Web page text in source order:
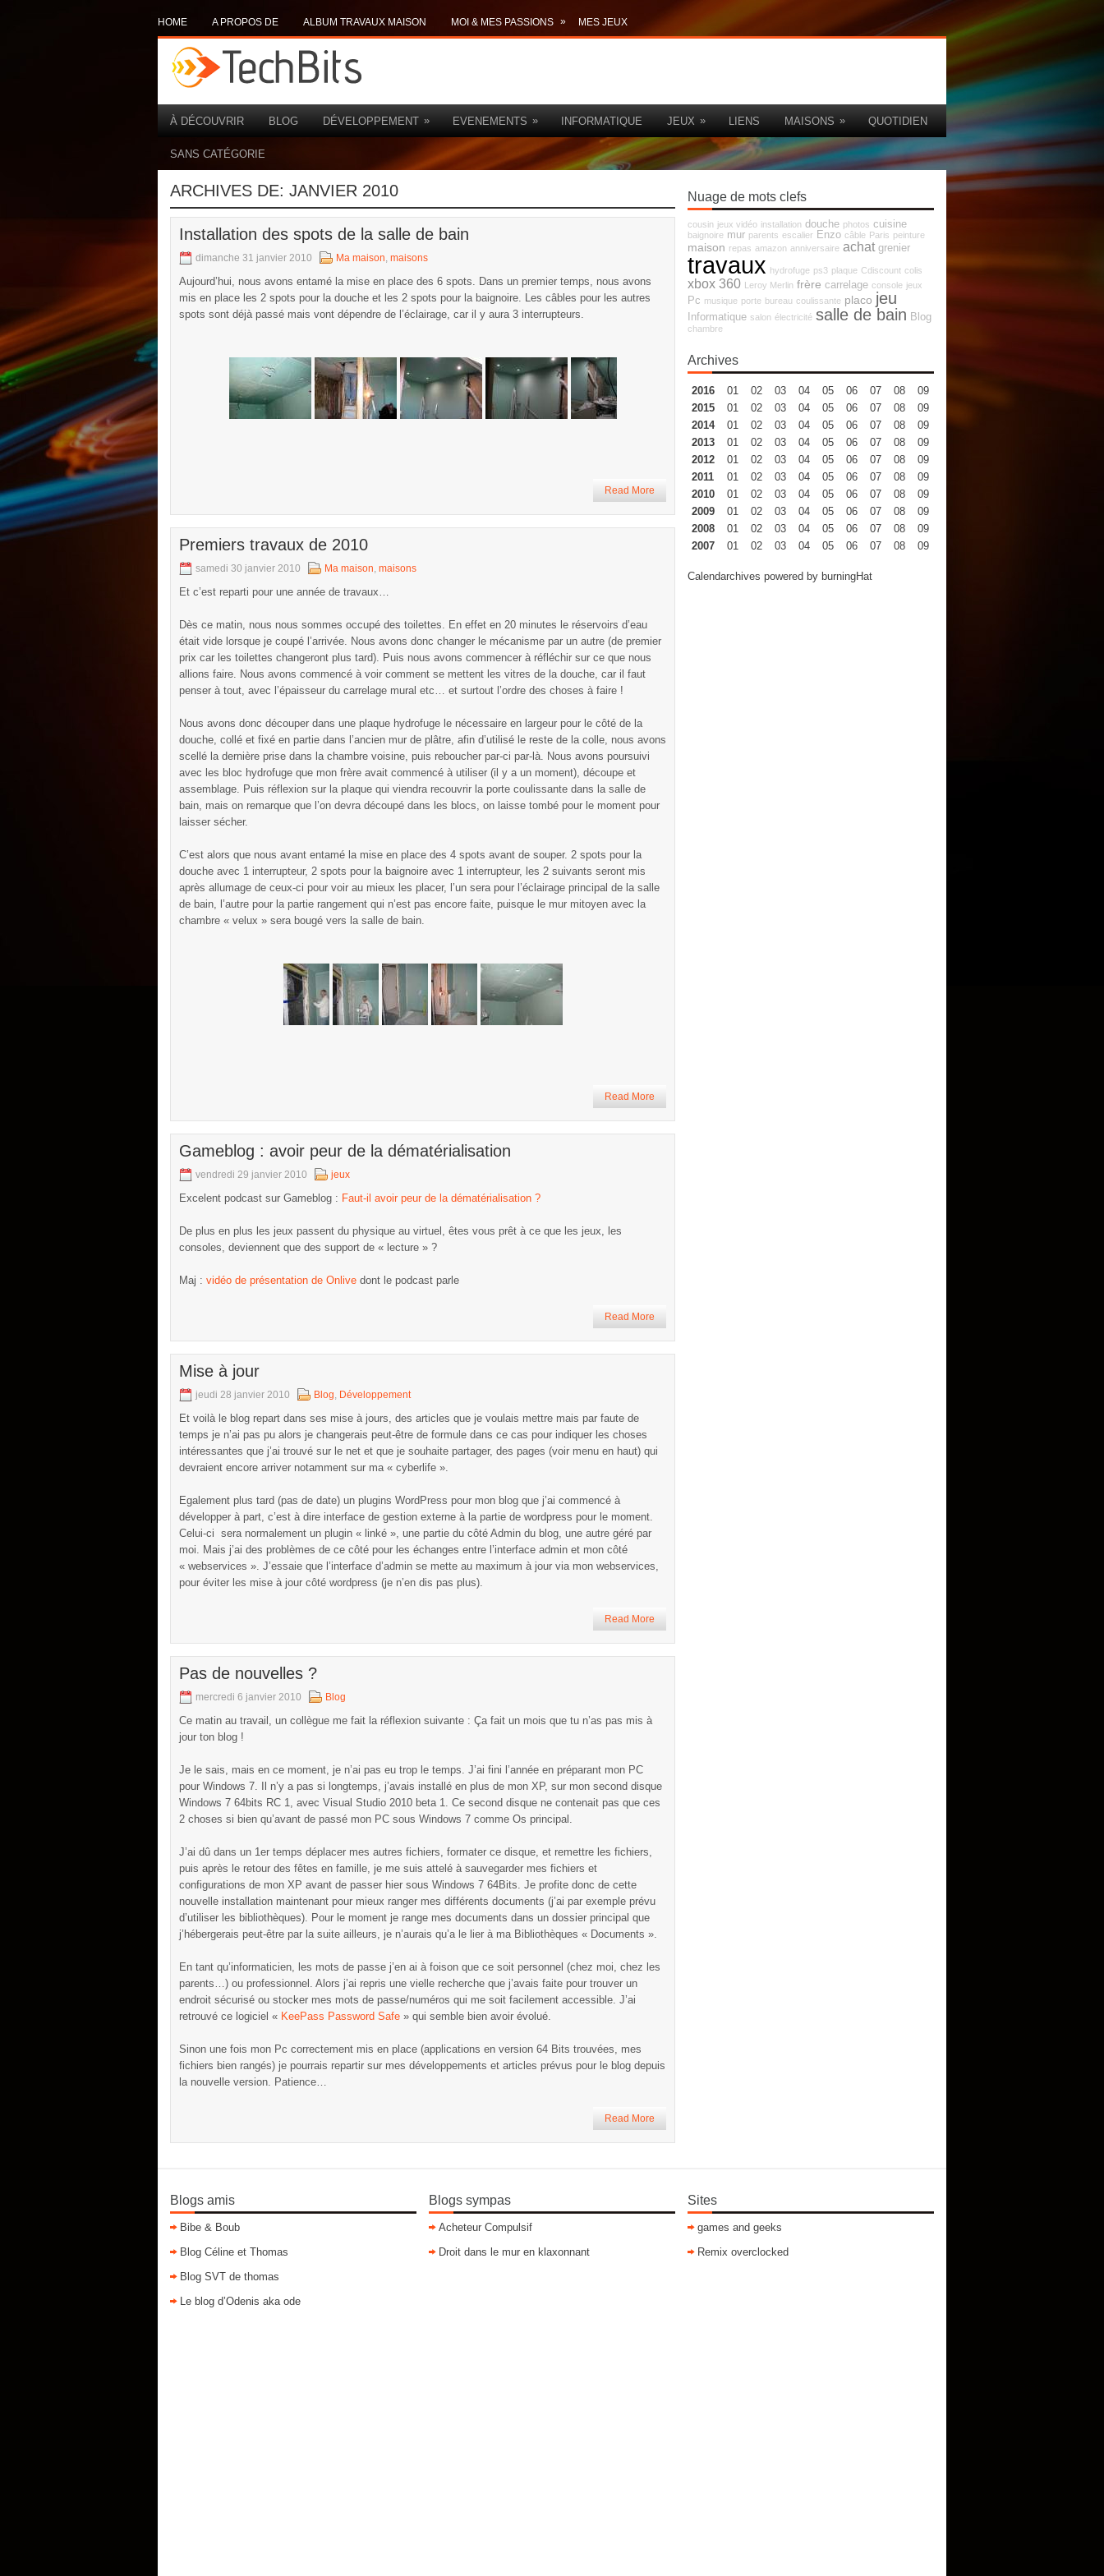
HOME A PROPOS DE ALBUM TRAVAUX MAISON MOI & MES PASSIONS » MES JEUX
À DÉCOUVRIR BLOG DÉVELOPPEMENT » EVENEMENTS » INFORMATIQUE JEUX » LIENS MAISONS » QUOTIDIEN
SANS CATÉGORIE
ARCHIVES DE: JANVIER 2010
Installation des spots de la salle de bain
dimanche 31 janvier 2010 Ma maison, maisons
Aujourd’hui, nous avons entamé la mise en place des 6 spots. Dans un premier temps, nous avons
mis en place les 2 spots pour la douche et les 2 spots pour la baignoire. Les câbles pour les autres
spots sont déjà passé mais vont dépendre de l’éclairage, car il y aura 3 interrupteurs.
Read More
Premiers travaux de 2010
samedi 30 janvier 2010 Ma maison, maisons
Et c’est reparti pour une année de travaux…
Dès ce matin, nous nous sommes occupé des toilettes. En effet en 20 minutes le réservoirs d’eau
était vide lorsque je coupé l’arrivée. Nous avons donc changer le mécanisme par un autre (de premier
prix car les toilettes changeront plus tard). Puis nous avons commencer à réfléchir sur ce que nous
allions faire. Nous avons commencé à voir comment se mettent les vitres de la douche, car il faut
penser à tout, avec l’épaisseur du carrelage mural etc… et surtout l’ordre des choses à faire !
Nous avons donc découper dans une plaque hydrofuge le nécessaire en largeur pour le côté de la
douche, collé et fixé en partie dans l’ancien mur de plâtre, afin d’utilisé le reste de la colle, nous avons
scellé la dernière prise dans la chambre voisine, puis reboucher par-ci par-là. Nous avons poursuivi
avec les bloc hydrofuge que mon frère avait commencé à utiliser (il y a un moment), découpe et
assemblage. Puis réflexion sur la plaque qui viendra recouvrir la porte coulissante dans la salle de
bain, mais on remarque que l’on devra découpé dans les blocs, on laisse tombé pour le moment pour
laisser sécher.
C’est alors que nous avant entamé la mise en place des 4 spots avant de souper. 2 spots pour la
douche avec 1 interrupteur, 2 spots pour la baignoire avec 1 interrupteur, les 2 suivants seront mis
après allumage de ceux-ci pour voir au mieux les placer, l’un sera pour l’éclairage principal de la salle
de bain, l’autre pour la partie rangement qui n’est pas encore faite, puisque le mur mitoyen avec la
chambre « velux » sera bougé vers la salle de bain.
Read More
Gameblog : avoir peur de la dématérialisation
vendredi 29 janvier 2010 jeux
Excelent podcast sur Gameblog : Faut-il avoir peur de la dématérialisation ?
De plus en plus les jeux passent du physique au virtuel, êtes vous prêt à ce que les jeux, les
consoles, deviennent que des support de « lecture » ?
Maj : vidéo de présentation de Onlive dont le podcast parle
Read More
Mise à jour
jeudi 28 janvier 2010 Blog, Développement
Et voilà le blog repart dans ses mise à jours, des articles que je voulais mettre mais par faute de
temps je n’ai pas pu alors je changerais peut-être de formule dans ce cas pour indiquer les choses
intéressantes que j’ai trouvé sur le net et que je souhaite partager, des pages (voir menu en haut) qui
devraient encore arriver notamment sur ma « cyberlife ».
Egalement plus tard (pas de date) un plugins WordPress pour mon blog que j’ai commencé à
développer à part, c’est à dire interface de gestion externe à la partie de wordpress pour le moment.
Celui-ci sera normalement un plugin « linké », une partie du côté Admin du blog, une autre géré par
moi. Mais j’ai des problèmes de ce côté pour les échanges entre l’interface admin et mon côté
« webservices ». J’essaie que l’interface d’admin se mette au maximum à jour via mon webservices,
pour éviter les mise à jour côté wordpress (je n’en dis pas plus).
Read More
Pas de nouvelles ?
mercredi 6 janvier 2010 Blog
Ce matin au travail, un collègue me fait la réflexion suivante : Ça fait un mois que tu n’as pas mis à
jour ton blog !
Je le sais, mais en ce moment, je n’ai pas eu trop le temps. J’ai fini l’année en préparant mon PC
pour Windows 7. Il n’y a pas si longtemps, j’avais installé en plus de mon XP, sur mon second disque
Windows 7 64bits RC 1, avec Visual Studio 2010 beta 1. Ce second disque ne contenait pas que ces
2 choses si bien qu’avant de passé mon PC sous Windows 7 comme Os principal.
J’ai dû dans un 1er temps déplacer mes autres fichiers, formater ce disque, et remettre les fichiers,
puis après le retour des fêtes en famille, je me suis attelé à sauvegarder mes fichiers et
configurations de mon XP avant de passer hier sous Windows 7 64Bits. Je profite donc de cette
nouvelle installation maintenant pour mieux ranger mes différents documents (j’ai par exemple prévu
d’utiliser les bibliothèques). Pour le moment je range mes documents dans un dossier principal que
j’hébergerais peut-être par la suite ailleurs, je n’aurais qu’a le lier à ma Bibliothèques « Documents ».
En tant qu’informaticien, les mots de passe j’en ai à foison que ce soit personnel (chez moi, chez les
parents…) ou professionnel. Alors j’ai repris une vielle recherche que j’avais faite pour trouver un
endroit sécurisé ou stocker mes mots de passe/numéros qui me soit facilement accessible. J’ai
retrouvé ce logiciel « KeePass Password Safe » qui semble bien avoir évolué.
Sinon une fois mon Pc correctement mis en place (applications en version 64 Bits trouvées, mes
fichiers bien rangés) je pourrais repartir sur mes développements et articles prévus pour le blog depuis
la nouvelle version. Patience…
Read More
Nuage de mots clefs
cousin jeux vidéo installation douche photos cuisine
baignoire mur parents escalier Enzo câble Paris peinture
maison repas amazon anniversaire achat grenier
travaux hydrofuge ps3 plaque Cdiscount colis
xbox 360 Leroy Merlin frère carrelage console jeux
Pc musique porte bureau coulissante placo jeu
Informatique salon électricité salle de bain Blog
chambre
Archives
2016 01 02 03 04 05 06 07 08 09
2015
01 02 03 04 05 06 07 08 09
2014
01 02 03 04 05 06 07 08 09
2013
01 02 03 04 05 06 07 08 09
2012
01 02 03 04 05 06 07 08 09
2011
01 02 03 04 05 06 07 08 09
2010
01 02 03 04 05 06 07 08 09
2009
01 02 03 04 05 06 07 08 09
2008
01 02 03 04 05 06 07 08 09
2007
01 02 03 04 05 06 07 08 09
Calendarchives powered by burningHat
Blogs amis
Bibe & Boub
Blog Céline et Thomas
Blog SVT de thomas
Le blog d’Odenis aka ode
Blogs sympas
Acheteur Compulsif
Droit dans le mur en klaxonnant
Sites
games and geeks
Remix overclocked